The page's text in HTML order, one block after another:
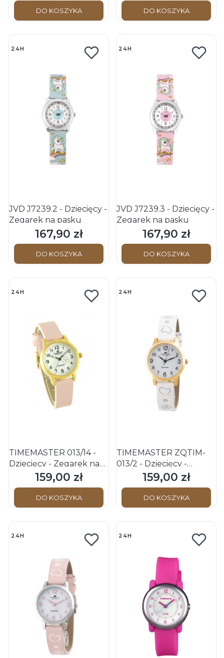
DO KOSZYKA DO KOSZYKA
24H
JVD J7239.2 - Dziecięcy -
Zegarek na pasku
Cena
167,90 zł
DO KOSZYKA
24H
JVD J7239.3 - Dziecięcy -
Zegarek na pasku
Cena
167,90 zł
DO KOSZYKA
24H
TIMEMASTER 013/14 -
Dziecięcy - Zegarek na
Cena
159,00 zł
DO KOSZYKA
24H
TIMEMASTER ZQTIM-
013/2 - Dziecięcy -
Zegarek na pasku
Cena
159,00 zł
DO KOSZYKA
24H 24H